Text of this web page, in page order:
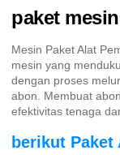
paket
Mesin Paket Alat
mesin yang
dengan proses
abon. Membuat
efektivitas tenaga
berikut Paket